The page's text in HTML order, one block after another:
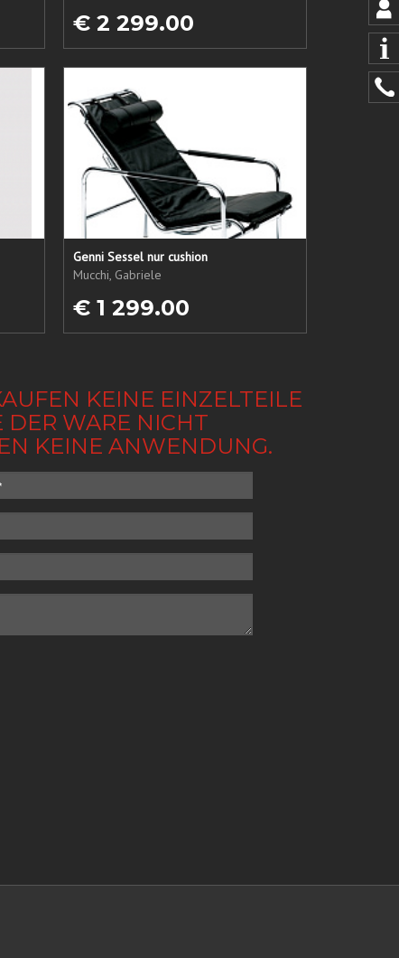
€ 2 299.00
Genni Sessel nur cushion
Mucchi, Gabriele
€ 1 299.00
KEINE EINZELTEILE
DER WARE NICHT
KEINE ANWENDUNG.